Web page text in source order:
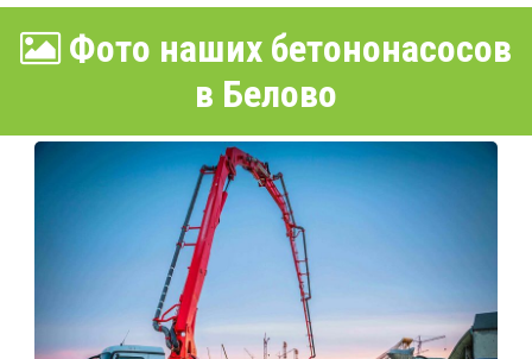
Фото наших бетононасосов
в Белово